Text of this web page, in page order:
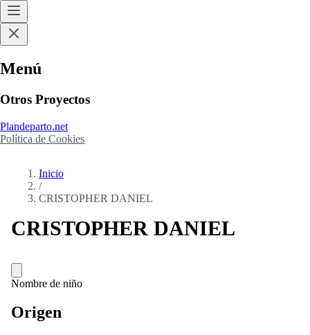
Menú
Otros Proyectos
Plandeparto.net
Política de Cookies
Inicio
/
CRISTOPHER DANIEL
CRISTOPHER DANIEL
Nombre de niño
Origen